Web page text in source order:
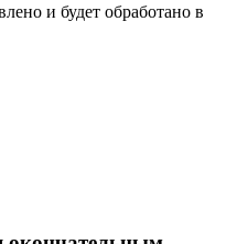
и будет обработано в